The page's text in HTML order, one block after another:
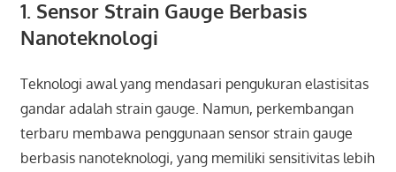
1. Sensor Strain Gauge Berbasis
Nanoteknologi
Teknologi awal yang mendasari pengukuran elastisitas
gandar adalah strain gauge. Namun, perkembangan
terbaru membawa penggunaan sensor strain gauge
berbasis nanoteknologi, yang memiliki sensitivitas lebih